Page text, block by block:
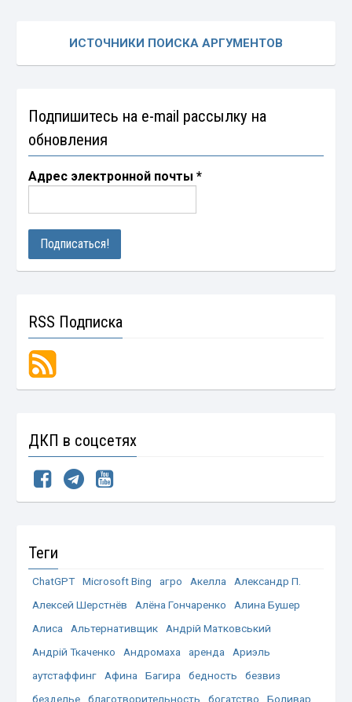
ИСТОЧНИКИ ПОИСКА АРГУМЕНТОВ
Подпишитесь на e-mail рассылку на
обновления
Адрес электронной почты*
RSS Подписка
ДКП в соцсетях
Теги
ChatGPT Microsoft Bing агро Акелла
Александр П.
Алексей Шерстнёв
Алёна Гончаренко
Алина Бушер
Алиса
Альтернативщик
Андрій Матковський
Андрій Ткаченко
Андромаха аренда
Ариэль
аутстаффинг
Афина Багира бедность
безвиз
безделье
благотворительность богатство
Боливар